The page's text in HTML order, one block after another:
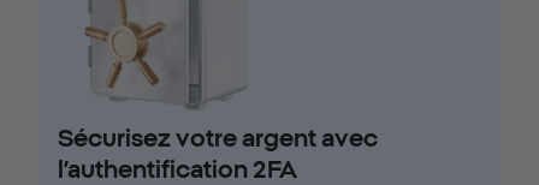
Sécurisez votre argent avec
l’authentification 2FA